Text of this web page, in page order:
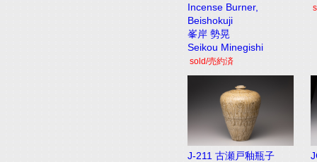
Incense Burner,
Beishokuji
峯岸 勢晃
Seikou Minegishi
sold/売約済
J-211 古瀬戸釉瓶子